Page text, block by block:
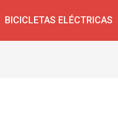
BICICLETAS ELÉCTRICAS